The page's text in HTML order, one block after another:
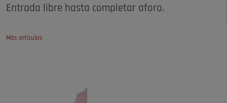
Entrada libre hasta completar aforo.
Más artículos